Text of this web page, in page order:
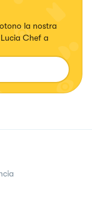
la nostra
Chef a